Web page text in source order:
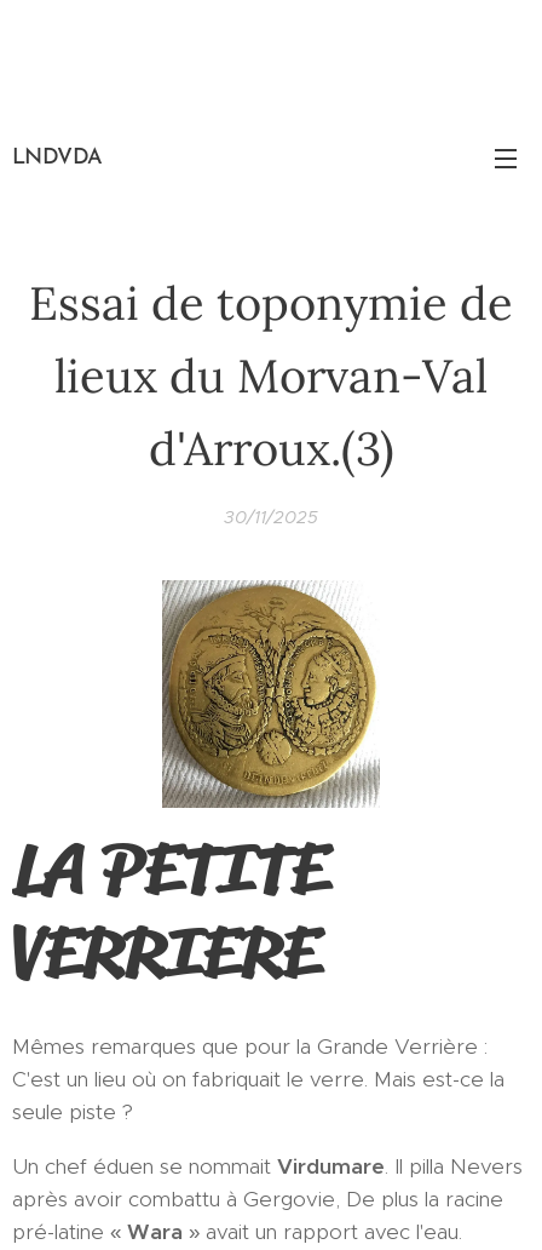
LNDVDA
Essai de toponymie de
lieux du Morvan-Val
d'Arroux.(3)
30/11/2025
LA PETITE
VERRIERE
Mêmes remarques que pour la Grande Verrière :
C'est un lieu où on fabriquait le verre. Mais est-ce la
seule piste ?
Un chef éduen se nommait Virdumare. Il pilla Nevers
après avoir combattu à Gergovie, De plus la racine
pré-latine « Wara » avait un rapport avec l'eau.